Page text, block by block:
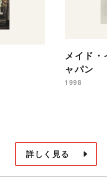
メイド
ャパン
1998
詳しく見る